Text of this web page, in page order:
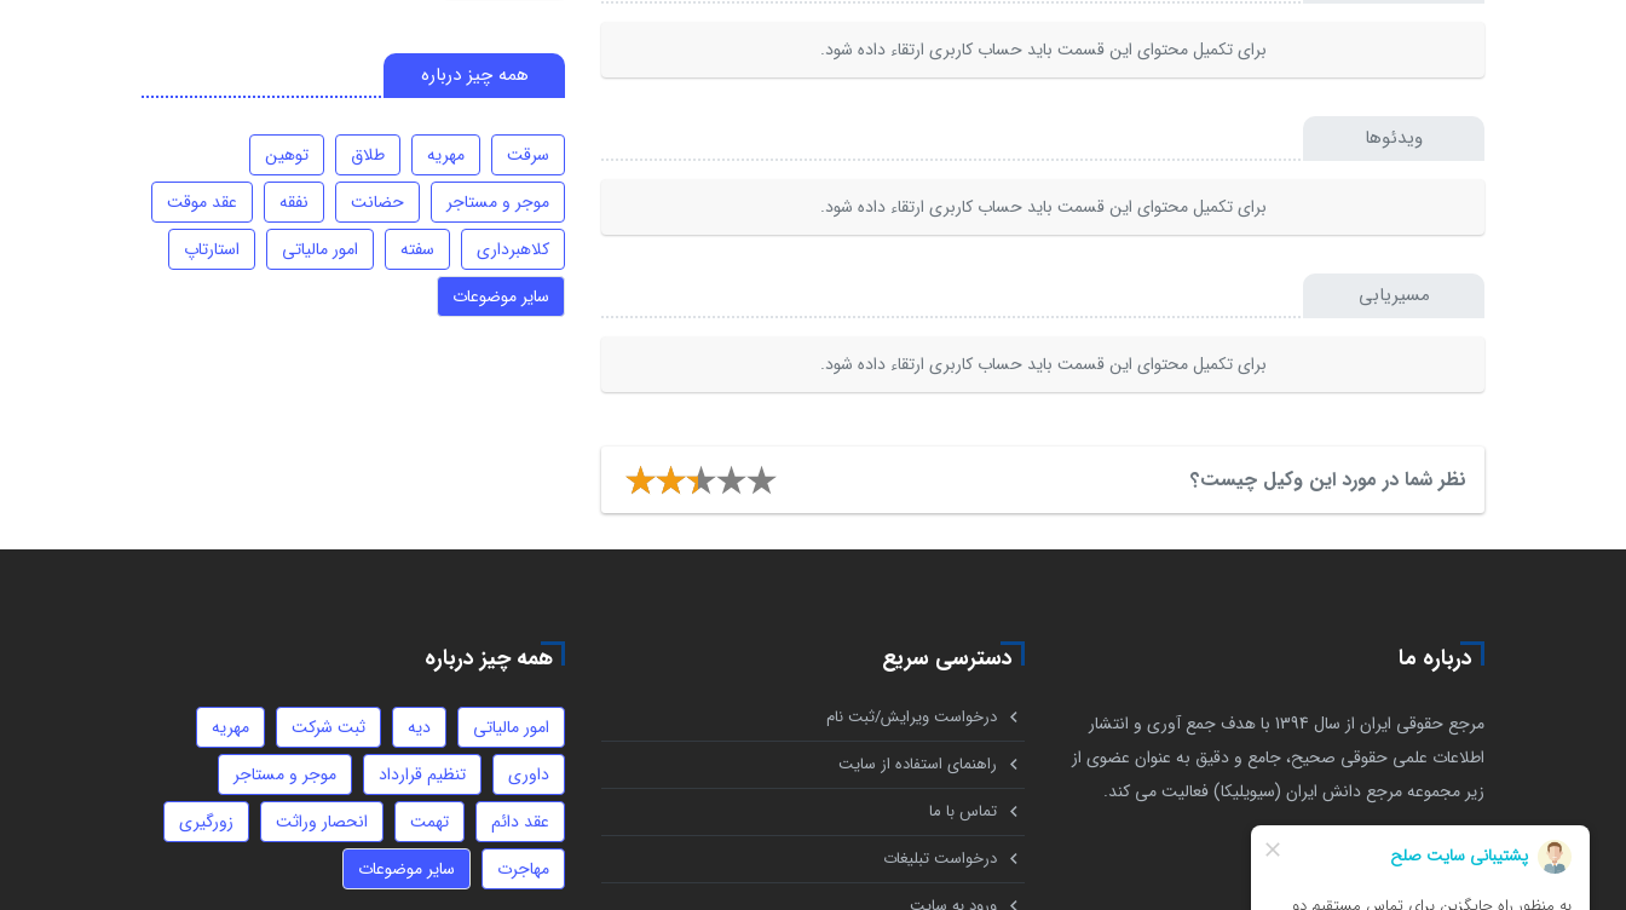
برای تکمیل محتوای این قسمت باید حساب کاربری ارتقاء داده شود.
ویدئوها
برای تکمیل محتوای این قسمت باید حساب کاربری ارتقاء داده شود.
مسیریابی
برای تکمیل محتوای این قسمت باید حساب کاربری ارتقاء داده شود.
نظر شما در مورد این وکیل چیست؟
همه چیز درباره
سرقت مهریه طلاق
توهین
موجر و مستاجر
حضانت نفقه
عقد موقت
کلاهبرداری
سفته امور مالیاتی
استارتاپ
سایر موضوعات
درباره ما
مرجع حقوقی ایران از سال 1394 با هدف جمع آوری و انتشار
اطلاعات علمی حقوقی صحیح، جامع و دقیق به عنوان عضوی از
زیر مجموعه مرجع دانش ایران (سیویلیکا) فعالیت می کند.
دسترسی سریع
درخواست ویرایش/ثبت نام
راهنمای استفاده از سایت
تماس با ما
درخواست تبلیغات
همه چیز درباره
امور مالیاتی دیه ثبت شرکت
مهریه
داوری
تنظیم قرارداد
موجر و مستاجر
عقد دائم
تهمت انحصار وراثت
زورگیری
مهاجرت
سایر موضوعات